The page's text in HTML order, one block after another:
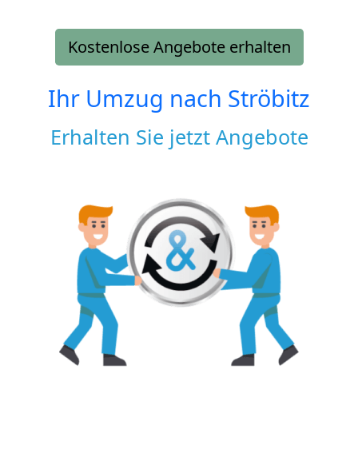
Kostenlose Angebote erhalten
Ihr Umzug nach Ströbitz
Erhalten Sie jetzt Angebote